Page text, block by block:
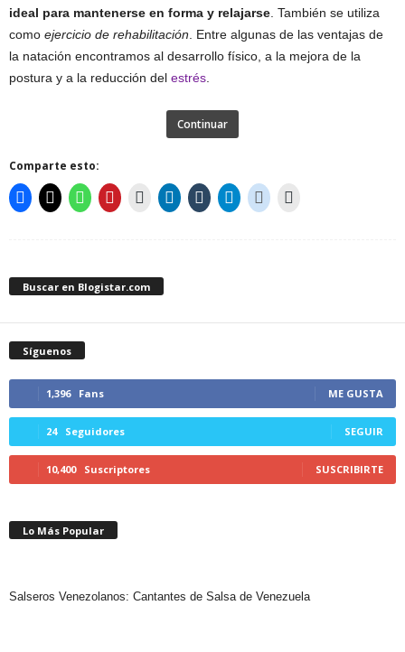
ideal para mantenerse en forma y relajarse . También se utiliza
como ejercicio de rehabilitación . Entre algunas de las ventajas de
la natación encontramos al desarrollo físico, a la mejora de la
postura y a la reducción del estrés
Continuar
Comparte esto:
Buscar en Blogistar.com
Síguenos
1,396 Fans ME GUSTA
24 Seguidores SEGUIR
10,400 Suscriptores SUSCRIBIRTE
Lo Más Popular
Salseros Venezolanos: Cantantes de Salsa de Venezuela